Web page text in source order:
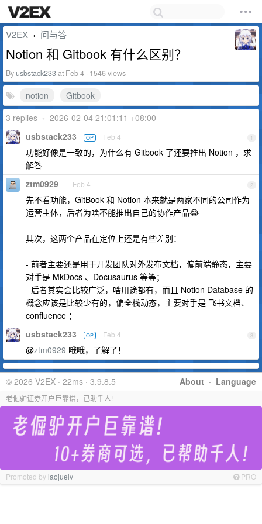
V2EX › 问与答
Notion 和 Gitbook 有什么区别？
Byusbstack233at Feb 4 · 1546 views
notion
Gitbook
3 replies • 2026-02-04 21:01:11 +08:00
1
usbstack233 OP Feb 4
功能好像是一致的，为什么有 Gitbook 了还要推出 Notion ，求
解答
2
ztm0929 Feb 4
先不看功能，GitBook 和 Notion 本来就是两家不同的公司作为
运营主体，后者为啥不能推出自己的协作产品😂
其次，这两个产品在定位上还是有些差别：
- 前者主要还是用于开发团队对外发布文档，偏前端静态，主要
对手是 MkDocs 、Docusaurus 等等；
- 后者其实会比较广泛，啥用途都有，而且 Notion Database 的
概念应该是比较少有的，偏全栈动态，主要对手是 飞书文档、
confluence ；
3
usbstack233 OP Feb 4
@ztm0929 哦哦，了解了！
About · Language
© 2026 V2EX · 22ms · 3.9.8.5
老倔驴证券开户巨靠谱，已助千人!
Promoted bylaojuelv PRO